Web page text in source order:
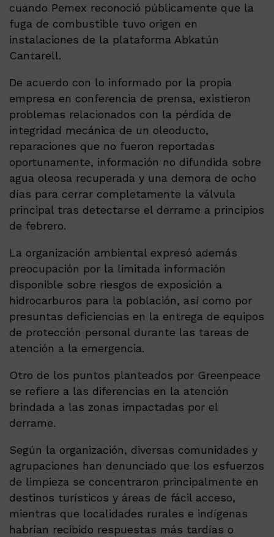
cuando Pemex reconoció públicamente que la
fuga de combustible tuvo origen en
instalaciones de la plataforma Abkatún
Cantarell.
De acuerdo con lo informado por la propia
empresa en conferencia de prensa, existieron
problemas relacionados con la pérdida de
integridad mecánica de un oleoducto,
reparaciones que no fueron reportadas
oportunamente, información no difundida sobre
agua oleosa recuperada y una demora de ocho
días para cerrar completamente la válvula
principal tras detectarse el derrame a principios
de febrero.
La organización ambiental expresó además
preocupación por la limitada información
disponible sobre riesgos de exposición a
hidrocarburos para la población, así como por
presuntas deficiencias en la entrega de equipos
de protección personal durante las tareas de
atención a la emergencia.
Otro de los puntos planteados por Greenpeace
se refiere a las diferencias en la atención
brindada a las zonas impactadas por el
derrame.
Según la organización, diversas comunidades y
agrupaciones han denunciado que los esfuerzos
de limpieza se concentraron principalmente en
destinos turísticos y áreas de fácil acceso,
mientras que localidades rurales e indígenas
habrían recibido respuestas más tardías o